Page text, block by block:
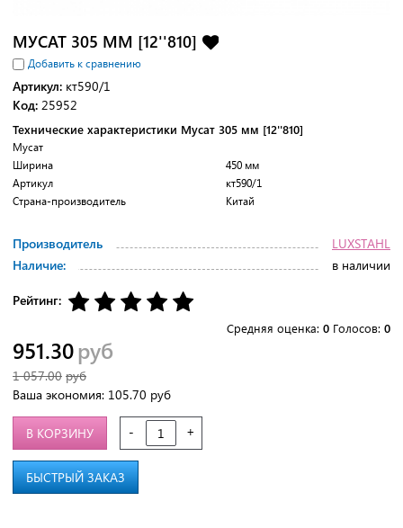
МУСАТ 305 ММ [12''810]
Добавить к сравнению
Артикул: кт590/1
Код: 25952
Технические характеристики Мусат 305 мм [12''810]
Мусат
Ширина
450 мм
Артикул
кт590/1
Страна-производитель
Китай
Производитель
LUXSTAHL
Наличие:
в наличии
Рейтинг:
Средняя оценка: 0 Голосов: 0
951.30руб
1 057.00 руб
Ваша экономия: 105.70 руб
- +
В КОРЗИНУ
БЫСТРЫЙ ЗАКАЗ